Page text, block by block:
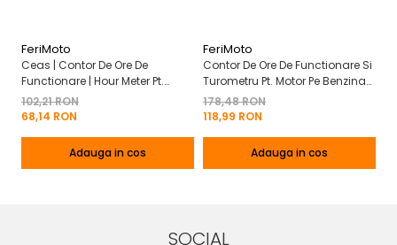
FeriMoto
Ceas | Contor De Ore De
Functionare | Hour Meter Pt.
Motor Pe Benzina 2T | 4T
102,21 RON
68,14 RON
Adauga in cos
FeriMoto
Contor De Ore De Functionare Si
Turometru Pt. Motor Pe Benzina
2T | 4T Cu Capac De Baterie
178,48 RON
118,99 RON
Adauga in cos
SOCIAL